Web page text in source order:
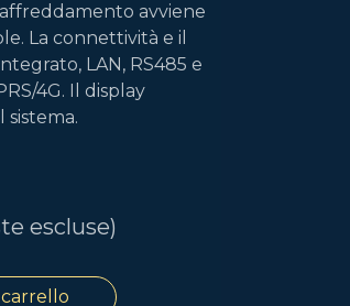
avviene
La connettività e il
LAN, RS485 e
4G. Il display
sistema.
escluse)